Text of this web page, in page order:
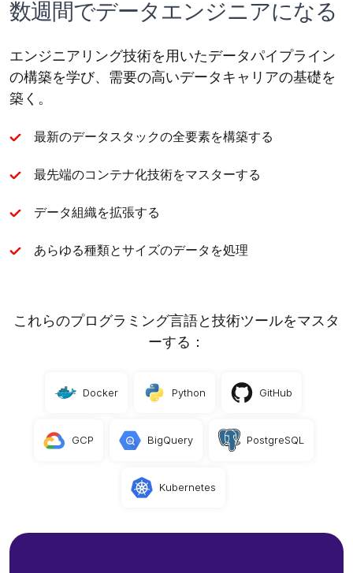
数週間でデータエンジニアになる
エンジニアリング技術を用いたデータパイプライン
の構築を学び、需要の高いデータキャリアの基礎を
築く。
最新のデータスタックの全要素を構築する
最先端のコンテナ化技術をマスターする
データ組織を拡張する
あらゆる種類とサイズのデータを処理
これらのプログラミング言語と技術ツールをマスタ
ーする：
Docker Python GitHub
GCP BigQuery PostgreSQL
Kubernetes